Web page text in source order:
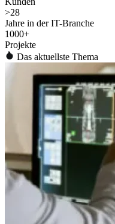
>28
Jahre in der IT-Branche
1000+
Projekte
Das aktuellste Thema